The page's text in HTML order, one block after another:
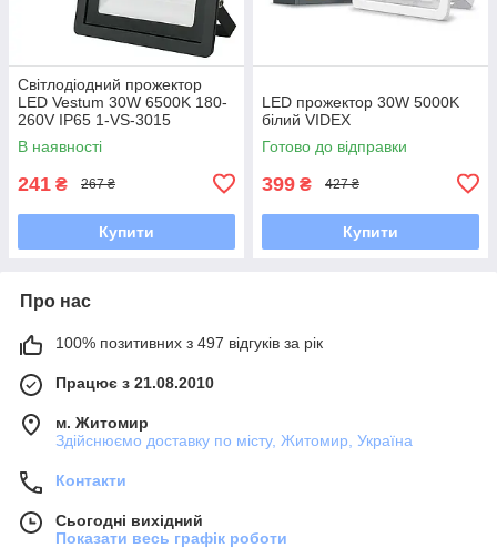
Світлодіодний прожектор
LED Vestum 30W 6500K 180-
260V IP65 1-VS-3015
В наявності
241 ₴ 267 ₴
Купити
LED прожектор 30W 5000K
білий VIDEX
Готово до відправки
399 ₴ 427 ₴
Купити
Про нас
100% позитивних з 497 відгуків за рік
Працює з 21.08.2010
м. Житомир
Здійснюємо доставку по місту, Житомир, Україна
Контакти
Сьогодні вихідний
Показати весь графік роботи